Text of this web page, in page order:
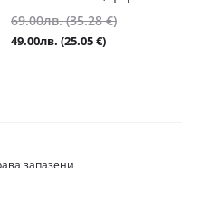
69.00лв. (35.28 €)Original
49.00лв. (25.05 €)Текущата
запазени